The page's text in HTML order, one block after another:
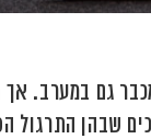
מכבר גם במערב.
לדפוסי המחשבה וההתנהגות שלנו? לפניכם 3